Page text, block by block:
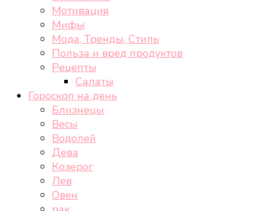
Мотивация
Мифы
Мода, Тренды, Стиль
Польза и вред продуктов
Рецепты
Салаты
Гороскоп на день
Близнецы
Весы
Водолей
Дева
Козерог
Лев
Овен